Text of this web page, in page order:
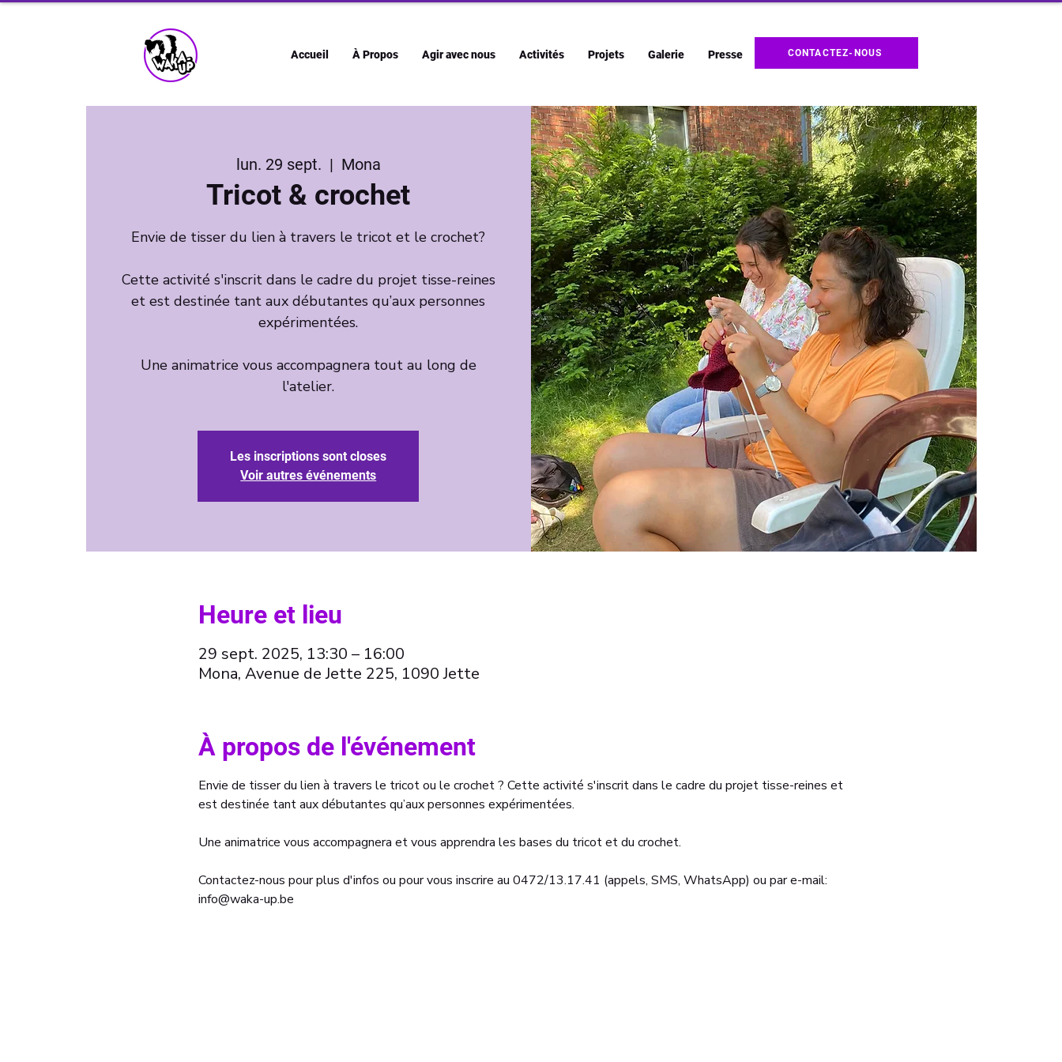
Accueil À Propos Agir avec nous Activités Projets Galerie Presse CONTACTEZ-NOUS
lun. 29 sept.
  |
Mona
Tricot & crochet
Envie de tisser du lien à travers le tricot et le crochet?
Cette activité s'inscrit dans le cadre du projet tisse-reines
et est destinée tant aux débutantes qu’aux personnes
expérimentées.
Une animatrice vous accompagnera tout au long de
l'atelier.
Les inscriptions sont closes
Voir autres événements
Heure et lieu
29 sept. 2025, 13:30 – 16:00
Mona, Avenue de Jette 225, 1090 Jette
À propos de l'événement
Envie de tisser du lien à travers le tricot ou le crochet ? Cette activité s'inscrit dans le cadre du projet tisse-reines et
est destinée tant aux débutantes qu’aux personnes expérimentées.
Une animatrice vous accompagnera et vous apprendra les bases du tricot et du crochet.
Contactez-nous pour plus d'infos ou pour vous inscrire au 0472/13.17.41 (appels, SMS, WhatsApp) ou par e-mail:
info@waka-up.be